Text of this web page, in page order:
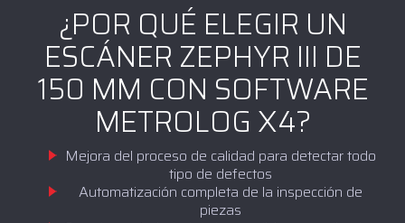
¿POR QUÉ ELEGIR UN
ESCÁNER ZEPHYR III DE
150 MM CON SOFTWARE
METROLOG X4?
Mejora del proceso de calidad para detectar todo
tipo de defectos
Automatización completa de la inspección de
piezas